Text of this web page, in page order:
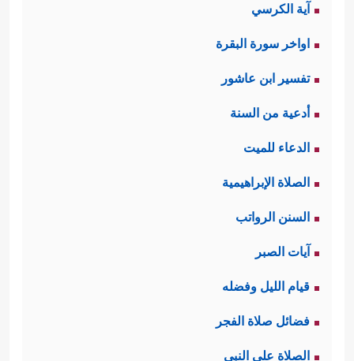
آية الكرسي
اواخر سورة البقرة
تفسير ابن عاشور
أدعية من السنة
الدعاء للميت
الصلاة الإبراهيمية
السنن الرواتب
آيات الصبر
قيام الليل وفضله
فضائل صلاة الفجر
الصلاة على النبي